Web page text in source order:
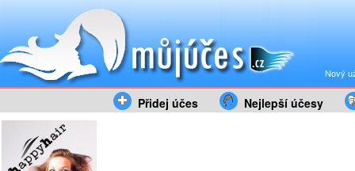
Nový
Přidej účes Nejlepší účesy